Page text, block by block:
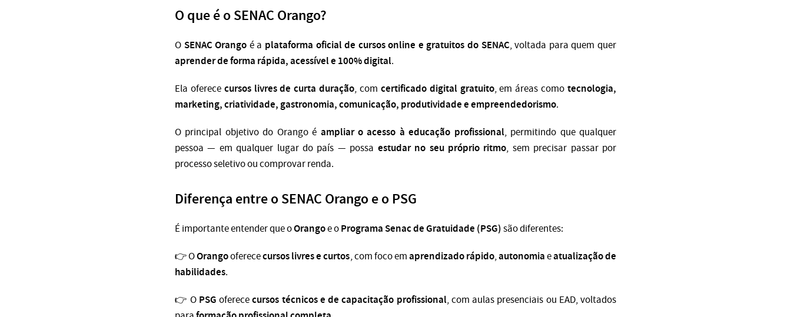
O que é o SENAC Orango?
O SENAC Orango é a plataforma oficial de cursos online e gratuitos do SENAC, voltada para quem quer
aprender de forma rápida, acessível e 100% digital.
Ela oferece cursos livres de curta duração, com certificado digital gratuito, em áreas comotecnologia,
marketing, criatividade, gastronomia, comunicação, produtividade e empreendedorismo.
O principal objetivo do Orango é ampliar o acesso à educação profissional, permitindo que qualquer
pessoa — em qualquer lugar do país — possa estudar no seu próprio ritmo, sem precisar passar por
processo seletivo ou comprovar renda.
Diferença entre o SENAC Orango e o PSG
É importante entender que oOrangoe oPrograma Senac de Gratuidade (PSG)são diferentes:
👉 OOrangooferececursos livres e curtos, com foco emaprendizado rápido,autonomiaeatualização de
habilidades.
👉 O PSG oferececursos técnicos e de capacitação profissional, com aulas presenciais ou EAD, voltados